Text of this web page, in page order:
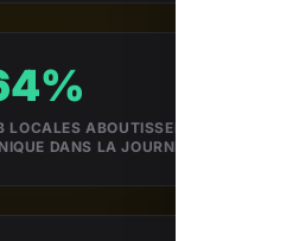
LOCALES ABOUTISSENT À UN
DANS LA JOURNÉE